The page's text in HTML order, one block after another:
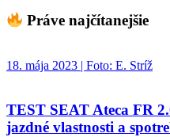
Práve najčítanejšie
18. mája 2023 | Foto: E. Stríž
TEST SEAT Ateca FR
jazdné vlastnosti a